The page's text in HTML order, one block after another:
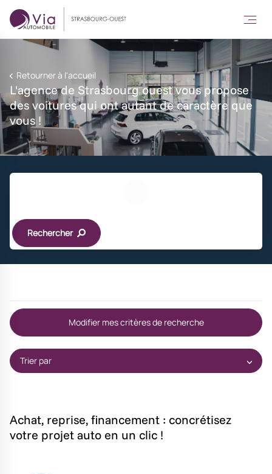
Retourner à l'accueil
L'agence de Strasbourg ouest vous propose
des voitures qui ont autant de caractère que
vous !
Rechercher
Modifier mes critères de recherche
Trier par
Achat, reprise, financement : concrétisez
votre projet auto en un clic !